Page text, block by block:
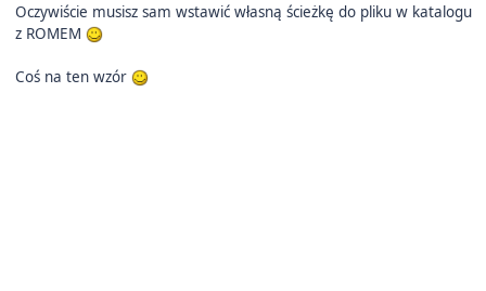
Oczywiście musisz sam wstawić własną ścieżkę do pliku w katalogu
z ROMEM
Coś na ten wzór